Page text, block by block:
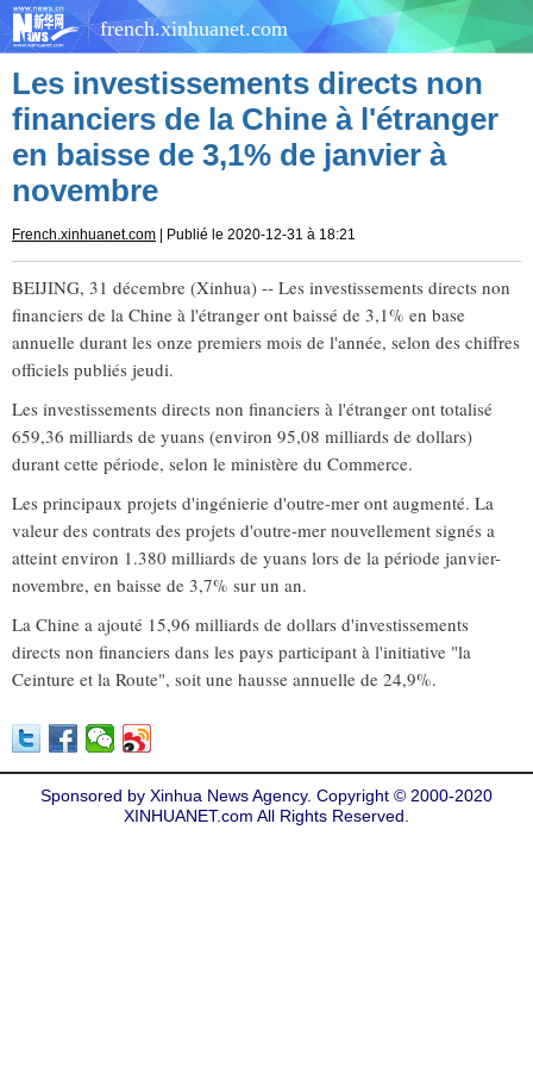
french.xinhuanet.com
Les investissements directs non
financiers de la Chine à l'étranger
en baisse de 3,1% de janvier à
novembre
French.xinhuanet.com | Publié le 2020-12-31 à 18:21
BEIJING, 31 décembre (Xinhua) -- Les investissements directs non
financiers de la Chine à l'étranger ont baissé de 3,1% en base
annuelle durant les onze premiers mois de l'année, selon des chiffres
officiels publiés jeudi.
Les investissements directs non financiers à l'étranger ont totalisé
659,36 milliards de yuans (environ 95,08 milliards de dollars)
durant cette période, selon le ministère du Commerce.
Les principaux projets d'ingénierie d'outre-mer ont augmenté. La
valeur des contrats des projets d'outre-mer nouvellement signés a
atteint environ 1.380 milliards de yuans lors de la période janvier-
novembre, en baisse de 3,7% sur un an.
La Chine a ajouté 15,96 milliards de dollars d'investissements
directs non financiers dans les pays participant à l'initiative "la
Ceinture et la Route", soit une hausse annuelle de 24,9%.
Sponsored by Xinhua News Agency. Copyright © 2000-2020
XINHUANET.com All Rights Reserved.